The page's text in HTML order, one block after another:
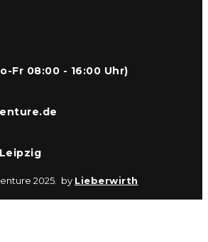
Fr 08:00 - 16:00 Uhr)
2025. by Lieberwirth